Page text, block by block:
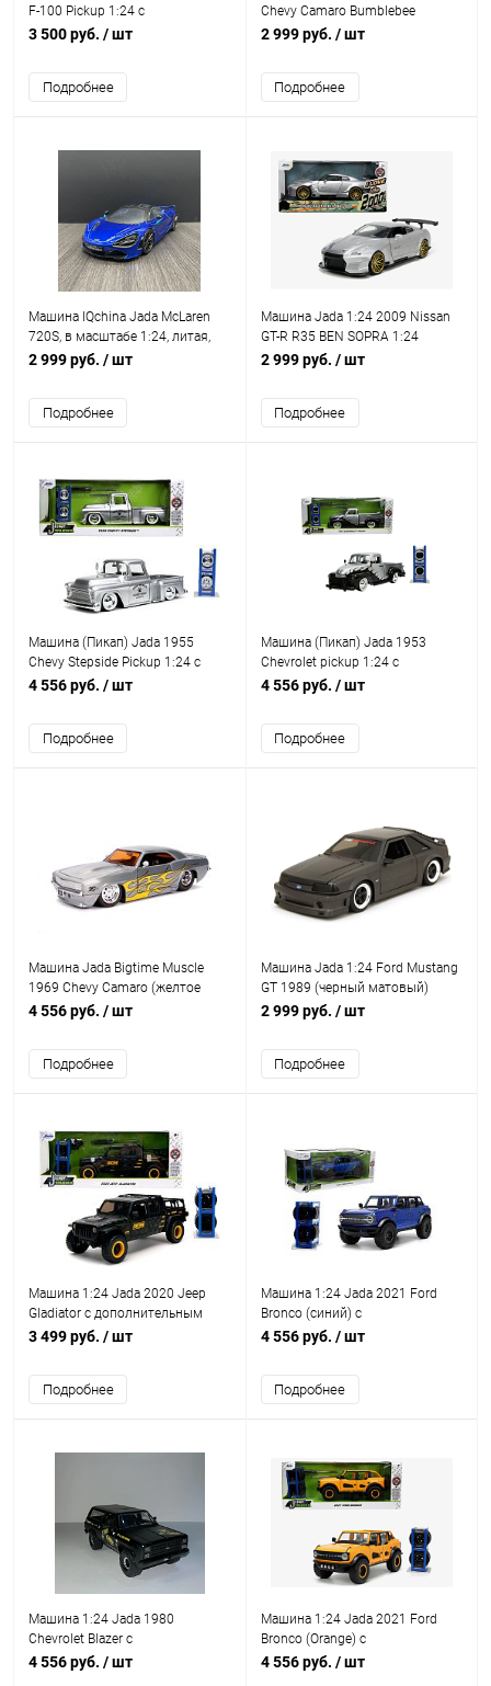
F-100 Pickup 1:24 с
дополнительным комплектом
3 500 руб. / шт
Подробнее
Chevy Camaro Bumblebee
Бамблби c коллекционной
2 999 руб. / шт
Подробнее
Машина IQchina Jada McLaren
720S, в масштабе 1:24, литая,
металл, синяя
2 999 руб. / шт
Подробнее
Машина Jada 1:24 2009 Nissan
GT-R R35 BEN SOPRA 1:24
IQchina
2 999 руб. / шт
Подробнее
Машина (Пикап) Jada 1955
Chevy Stepside Pickup 1:24 с
дополнительным комплектом
4 556 руб. / шт
Подробнее
Машина (Пикап) Jada 1953
Chevrolet pickup 1:24 с
дополнительным комплектом
4 556 руб. / шт
Подробнее
Машина Jada Bigtime Muscle
1969 Chevy Camaro (желтое
пламя)
4 556 руб. / шт
Подробнее
Машина Jada 1:24 Ford Mustang
GT 1989 (черный матовый)
2 999 руб. / шт
Подробнее
Машина 1:24 Jada 2020 Jeep
Gladiator с дополнительным
комплектом колес
3 499 руб. / шт
Подробнее
Машина 1:24 Jada 2021 Ford
Bronco (синий) с
дополнительным комплектом
4 556 руб. / шт
Подробнее
Машина 1:24 Jada 1980
Chevrolet Blazer с
дополнительным комплектом
4 556 руб. / шт
Машина 1:24 Jada 2021 Ford
Bronco (Orange) с
дополнительным комплектом
4 556 руб. / шт